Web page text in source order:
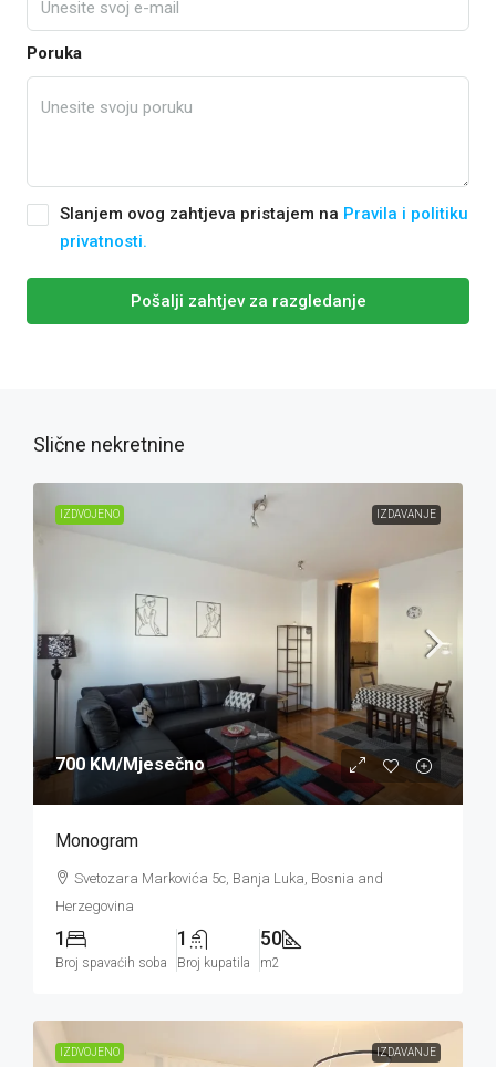
Poruka
Slanjem ovog zahtjeva pristajem na Pravila i politiku
privatnosti.
Pošalji zahtjev za razgledanje
Slične nekretnine
IZDVOJENO IZDAVANJE
700 KM/Mjesečno
Monogram
Svetozara Markovića 5c, Banja Luka, Bosnia and
Herzegovina
1
Broj spavaćih soba
1
Broj kupatila
50
m2
IZDVOJENO IZDAVANJE